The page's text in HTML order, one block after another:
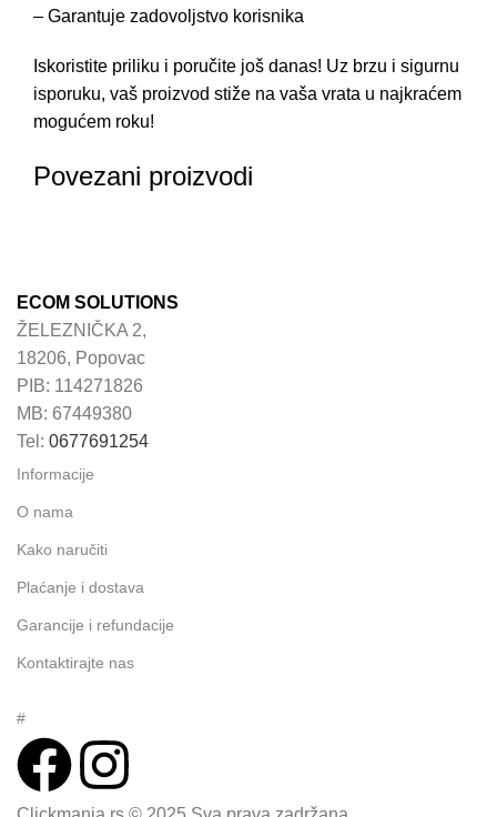
– Garantuje zadovoljstvo korisnika
Iskoristite priliku i poručite još danas! Uz brzu i sigurnu
isporuku, vaš proizvod stiže na vaša vrata u najkraćem
mogućem roku!
Povezani proizvodi
ECOM SOLUTIONS
ŽELEZNIČKA 2,
18206, Popovac
PIB: 114271826
MB: 67449380
Tel: 0677691254
Informacije
O nama
Kako naručiti
Plaćanje i dostava
Garancije i refundacije
Kontaktirajte nas
#